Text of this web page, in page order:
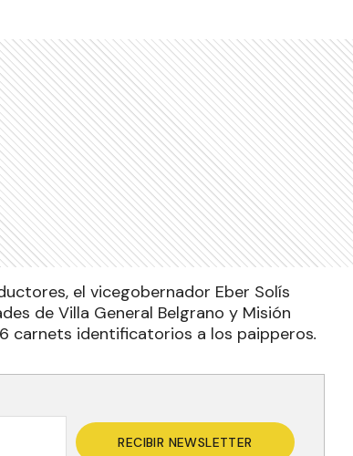
el vicegobernador Eber Solís
de Villa General Belgrano y Misión
carnets identificatorios a los paipperos.
RECIBIR NEWSLETTER